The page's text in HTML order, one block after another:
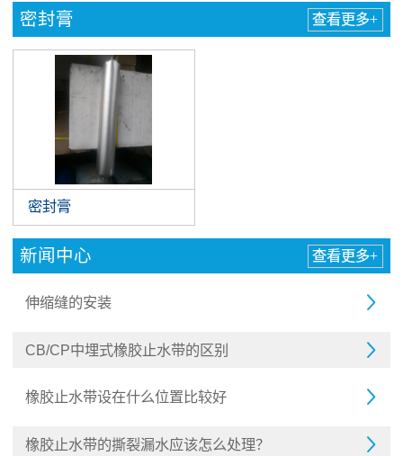
密封膏 查看更多+
密封膏
新闻中心 查看更多+

伸缩缝的安装

CB/CP中埋式橡胶止水带的区别

橡胶止水带设在什么位置比较好

橡胶止水带的撕裂漏水应该怎么处理？